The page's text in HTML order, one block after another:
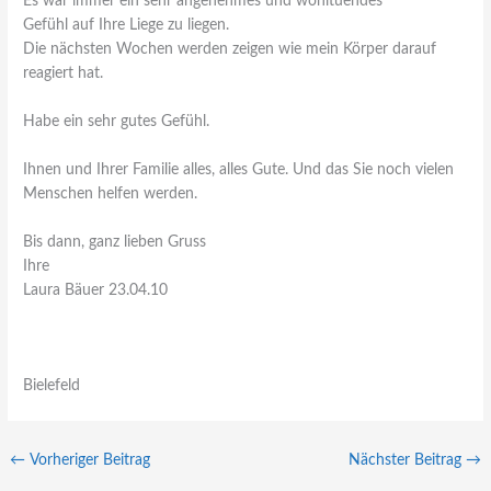
Gefühl auf Ihre Liege zu liegen.
Die nächsten Wochen werden zeigen wie mein Körper darauf
reagiert hat.
Habe ein sehr gutes Gefühl.
Ihnen und Ihrer Familie alles, alles Gute. Und das Sie noch vielen
Menschen helfen werden.
Bis dann, ganz lieben Gruss
Ihre
Laura Bäuer 23.04.10
Bielefeld
← Vorheriger Beitrag Nächster Beitrag →